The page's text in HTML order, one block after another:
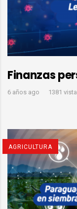
Finanzas
6 años ago 1381
AGRICULTURA